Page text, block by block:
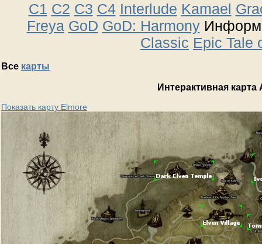
C1 C2 C3 C4 Interlude Kamael
Freya GoD GoD: Harmony
Classic Epic Tale
Все карты
Интерактивная карта
Показать карту Elmore